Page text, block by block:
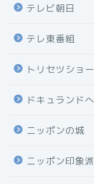
テレビ朝日
テレ東番組
トリセツショー
ドキュランド
ニッポンの城
ニッポン印象派